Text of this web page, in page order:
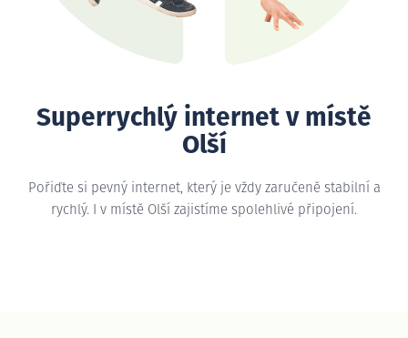
Superrychlý internet v místě
Olší
Pořiďte si pevný internet, který je vždy zaručeně stabilní a
rychlý. I v místě Olší zajistíme spolehlivé připojení.